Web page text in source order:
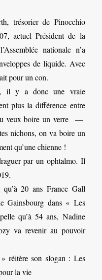
trésorier de Pinocchio
actuel Président de la
nationale n’a
de liquide. Avec
pour un con.
il y a donc une vraie
plus la différence entre
veux boire un verre —
nichons, on va boire un
qu’une chienne !
par un ophtalmo. Il
20 ans France Gall
Gainsbourg dans « Les
qu’à 54 ans, Nadine
va revenir au pouvoir
réitère son slogan : Les
la vie